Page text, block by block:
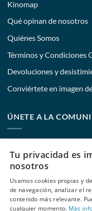
Kinomap
Qué opinan de nosotros
Quiénes Somos
Términos y Condiciones
Devoluciones y
Conviértete en imagen
ÚNETE A LA
E-mail:
Tu privacidad es
nosotros
Usamos cookies propias y
de navegación, analizar el
contenido más relevante.
cualquier momento. Más